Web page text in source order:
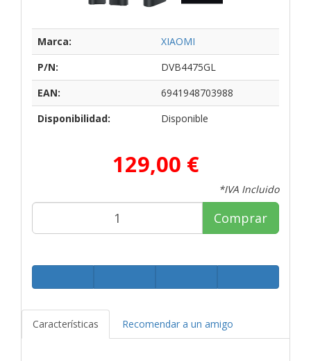
Marca:
XIAOMI
P/N:
DVB4475GL
EAN:
6941948703988
Disponibilidad:
Disponible
129,00 €
*IVA Incluido
Comprar
Características Recomendar a un amigo